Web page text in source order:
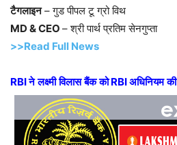
टैगलाइन– गुड पीपल टू ग्रो विथ
MD & CEO – श्री पार्थ प्रतिम सेनगुप्ता
>>Read Full News
RBIने लक्ष्मी विलास बैंक कोRBIअधिनियम की